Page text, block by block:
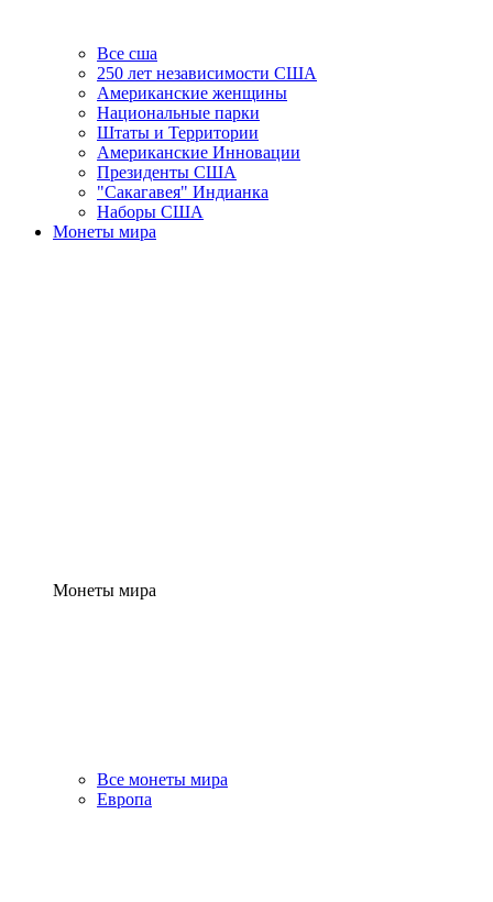
Все сша
250 лет независимости США
Американские женщины
Национальные парки
Штаты и Территории
Американские Инновации
Президенты США
"Сакагавея" Индианка
Наборы США
Монеты мира
Монеты мира
Все монеты мира
Европа